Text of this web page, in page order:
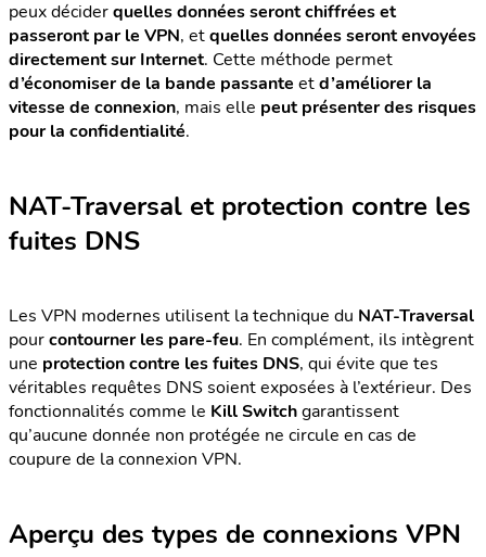
peux déciderquelles données seront chiffrées et
passeront par le VPN, etquelles données seront envoyées
directement sur Internet. Cette méthode permet
d’économiser de la bande passante etd’améliorer la
vitesse de connexion, mais elle peut présenter des risques
pour la confidentialité.
NAT-Traversal et protection contre les
fuites DNS
Les VPN modernes utilisent la technique du NAT-Traversal
pourcontourner les pare-feu. En complément, ils intègrent
une protection contre les fuites DNS, qui évite que tes
véritables requêtes DNS soient exposées à l’extérieur. Des
fonctionnalités comme le Kill Switchgarantissent
qu’aucune donnée non protégée ne circule en cas de
coupure de la connexion VPN.
Aperçu des types de connexions VPN